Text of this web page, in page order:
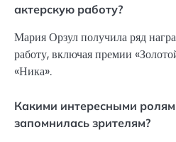
актерскую работу?
Мария Орзул получила ряд
работу, включая премии
«Ника».
Какими интересными
запомнилась зрителям?